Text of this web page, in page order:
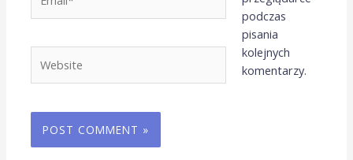
podczas
pisania
kolejnych
komentarzy.